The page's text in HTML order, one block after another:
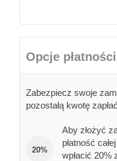
Opcje płatności
Zabezpiecz swoje
pozostałą kwotę
20%
Aby złożyć
płatność
wpłacić 20%